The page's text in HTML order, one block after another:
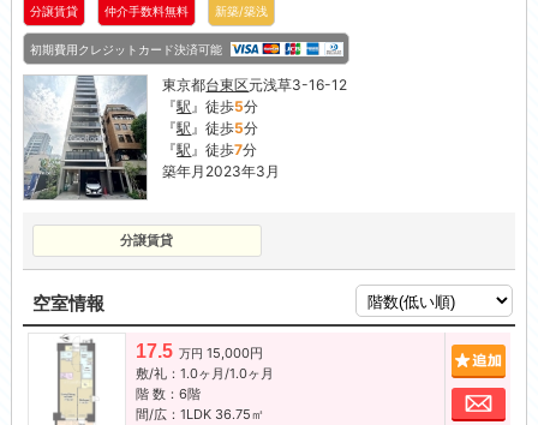
分譲賃貸 仲介手数料無料 新築/築浅
初期費用クレジットカード決済可能
東京都台東区元浅草3-16-12
『駅』徒歩5分
『駅』徒歩5分
『駅』徒歩7分
築年月2023年3月
分譲賃貸
空室情報
17.5 万円 15,000円
敷/礼：1.0ヶ月/1.0ヶ月
階 数：6階
間/広：1LDK 36.75㎡
お